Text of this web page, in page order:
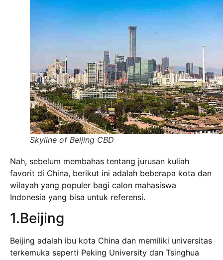
Skyline of Beijing CBD
Nah, sebelum membahas tentang jurusan kuliah
favorit di China, berikut ini adalah beberapa kota dan
wilayah yang populer bagi calon mahasiswa
Indonesia yang bisa untuk referensi.
1.Beijing
Beijing adalah ibu kota China dan memiliki universitas
terkemuka seperti Peking University dan Tsinghua